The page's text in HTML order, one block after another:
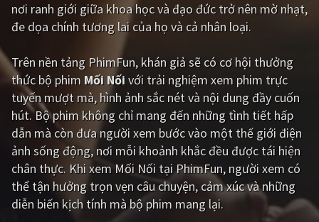
Bí ẩn Lịch sử
GameShow DramaTV
QUỐC GIA
Âu - Mỹ Trung Quốc - Hồng Kông
Hàn Quốc Nhật Bản
Ấn Độ Việt Nam
nơi ranh giới giữa khoa học và đạo đức trở nên mờ nhạt,
đe dọa chính tương lai của họ và cả nhân loại.
Trên nền tảng PhimFun, khán giả sẽ có cơ hội thưởng
thức bộ phim Mối Nối với trải nghiệm xem phim trực
tuyến mượt mà, hình ảnh sắc nét và nội dung đầy cuốn
hút. Bộ phim không chỉ mang đến những tình tiết hấp
dẫn mà còn đưa người xem bước vào một thế giới điện
ảnh sống động, nơi mỗi khoảnh khắc đều được tái hiện
chân thực. Khi xem Mối Nối tại PhimFun, người xem có
thể tận hưởng trọn vẹn câu chuyện, cảm xúc và những
diễn biến kịch tính mà bộ phim mang lại.